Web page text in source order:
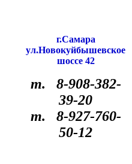
г.Самара
ул.Новокуйбышевское
шоссе 42
т. 8-908-382-
39-20
т. 8-927-760-
50-12